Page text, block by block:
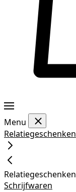
Menu
Relatiegeschenken
Relatiegeschenken
Schrijfwaren